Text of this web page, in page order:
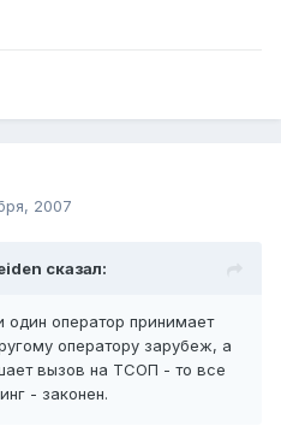
2007
сказал:
один оператор принимает
оператору зарубеж, а
вызов на ТСОП - то все
- законен.